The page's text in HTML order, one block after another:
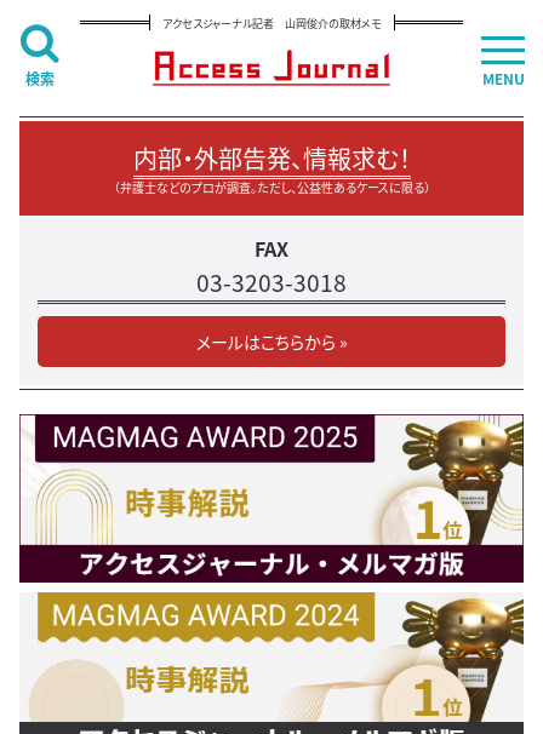
アクセスジャーナル記者 山岡俊介の取材メモ
内部・外部告発、情報求む！
（弁護士などのプロが調査。ただし、公益性あるケースに限る）
FAX
03-3203-3018
メールはこちらから »
MENU
検索